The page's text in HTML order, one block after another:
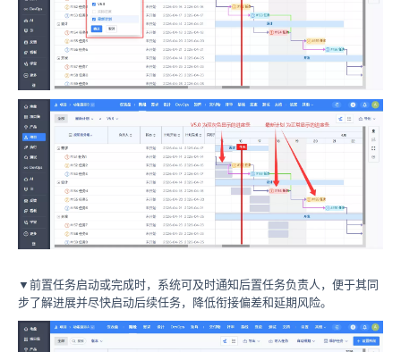
▼前置任务启动或完成时，系统可及时通知后置任务负责人，便于其同
步了解进展并尽快启动后续任务，降低衔接偏差和延期风险。